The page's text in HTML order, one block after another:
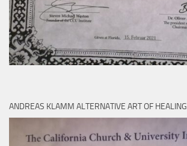
ANDREAS KLAMM ALTERNATIVE ART OF HEALING